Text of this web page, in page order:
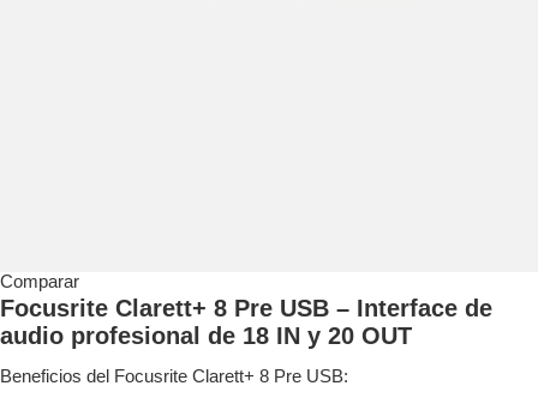
Comparar
Focusrite Clarett+ 8 Pre USB – Interface de
audio profesional de 18 IN y 20 OUT
Beneficios del Focusrite Clarett+ 8 Pre USB: